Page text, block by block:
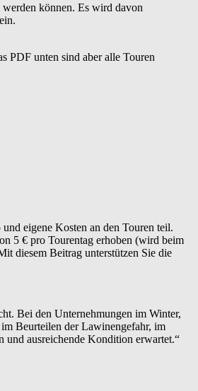
werden können. Es wird davon
PDF unten sind aber alle Touren
eigene Kosten an den Touren teil.
5 € pro Tourentag erhoben (wird beim
diesem Beitrag unterstützen Sie die
Bei den Unternehmungen im Winter,
Beurteilen der Lawinengefahr, im
und ausreichende Kondition erwartet.“